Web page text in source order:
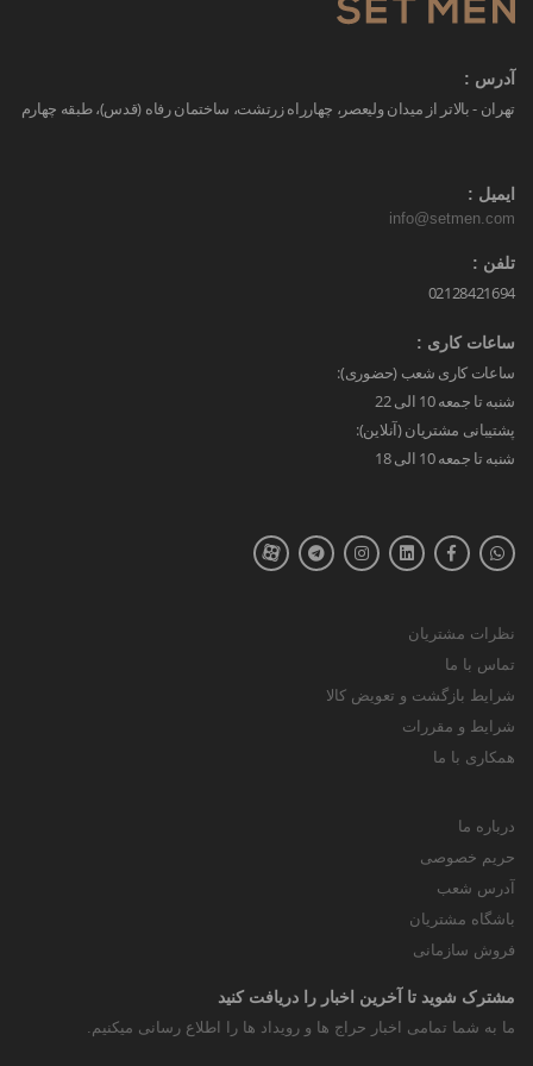
آدرس :
تهران - بالاتر از میدان ولیعصر، چهارراه زرتشت، ساختمان رفاه (قدس)، طبقه چهارم
ایمیل :
info@setmen.com
تلفن :
02128421694
ساعات کاری :
ساعات کاری شعب (حضوری):
شنبه تا جمعه 10 الی 22
پشتیبانی مشتریان (آنلاین):
شنبه تا جمعه 10 الی 18
نظرات مشتریان
تماس با ما
شرایط بازگشت و تعویض کالا
شرایط و مقررات
همکاری با ما
درباره ما
حریم خصوصی
آدرس شعب
باشگاه مشتریان
فروش سازمانی
مشترک شوید تا آخرین اخبار را دریافت کنید
ما به شما تمامی اخبار حراج ها و رویداد ها را اطلاع رسانی میکنیم.